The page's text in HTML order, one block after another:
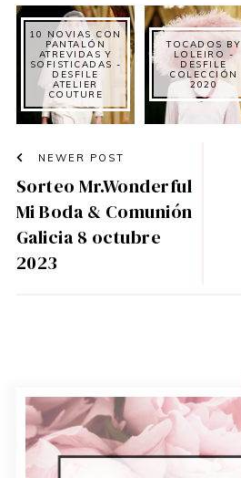
10 NOVIAS CON
PANTALÓN
ATREVIDAS Y
SOFISTICADAS -
DESFILE
ATELIER
COUTURE
TOCADOS BY
LOLEIRO -
DESFILE
COLECCIÓN
2020
NEWER POST
Sorteo Mr.Wonderful
Mi Boda & Comunión
Galicia 8 octubre
2023